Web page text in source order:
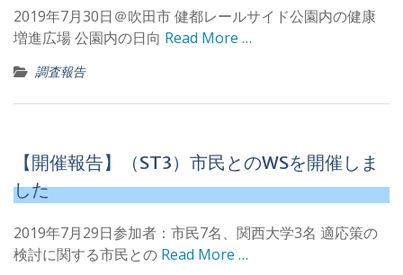
2019年7月30日＠吹田市 健都レールサイド公園内の健康
増進広場 公園内の日向 Read More …
調査報告
【開催報告】（ST3）市民とのWSを開催しま
した
2019年7月29日参加者：市民7名、関西大学3名 適応策の
検討に関する市民との Read More …